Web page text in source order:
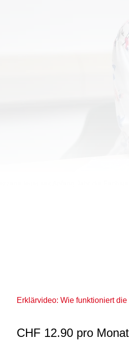
Erklärvideo: Wie funktioniert
CHF 12.90 pro